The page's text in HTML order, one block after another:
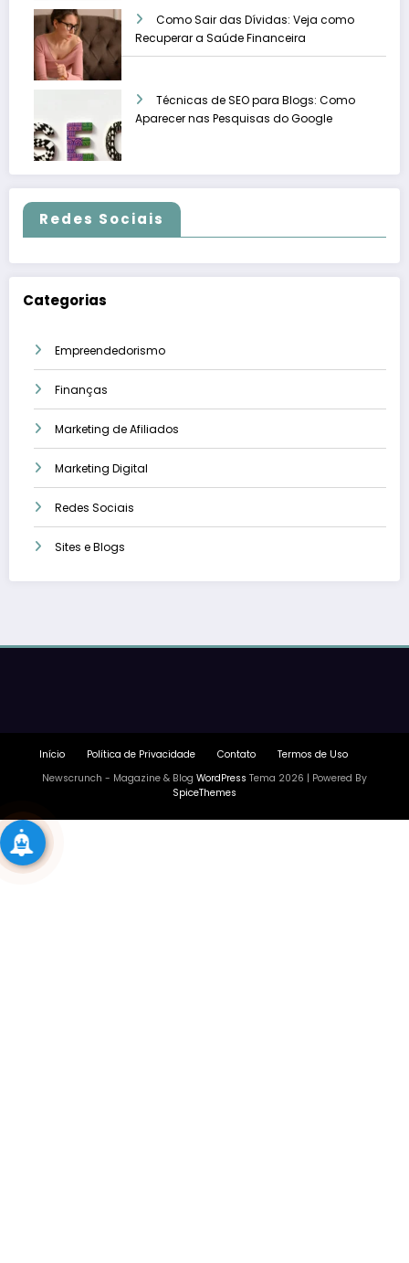
Como Sair das Dívidas: Veja como
Recuperar a Saúde Financeira
Técnicas de SEO para Blogs: Como
Aparecer nas Pesquisas do Google
Redes Sociais
Categorias
Empreendedorismo
Finanças
Marketing de Afiliados
Marketing Digital
Redes Sociais
Sites e Blogs
Início Política de Privacidade Contato
Termos de Uso
Newscrunch - Magazine & Blog WordPress Tema 2026 | Powered By
SpiceThemes